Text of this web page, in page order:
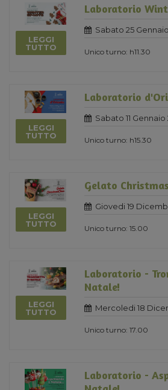
LEGGI
TUTTO
Laboratorio
Sabato 25
Unico turno: h11.30
LEGGI
TUTTO
Laboratorio
Sabato 11 Gennaio
Unico turno: h15.30
LEGGI
TUTTO
Gelato
Giovedi 19
Unico turno: 15.00
LEGGI
TUTTO
Laboratorio -
Natale!
Mercoledi 18
Unico turno: 17.00
Laboratorio -